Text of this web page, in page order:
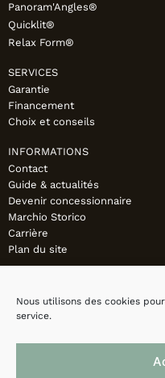
Nous utilisons des cookies
service.
Panoram'Angles®
Quicklit®
Relax Form®
SERVICES
Garantie
Financement
Choix et conseils
INFORMATIONS
Contact
Guide & actualités
Devenir concessionnaire
Marchio Storico
Carrière
Plan du site